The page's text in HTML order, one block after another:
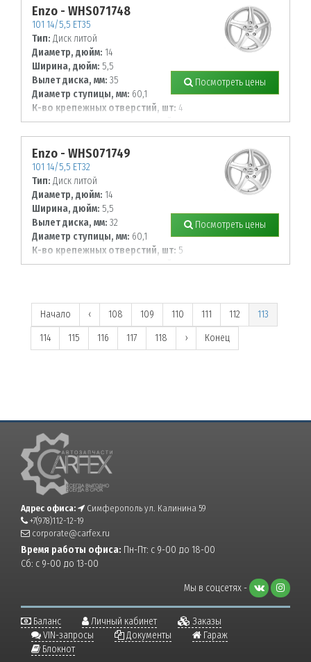
Enzo - WHS071748
101 14/5,5 ET35
Тип: Диск литой
Диаметр, дюйм: 14
Ширина, дюйм: 5,5
Вылет диска, мм: 35
Диаметр ступицы, мм: 60,1
К-во крепежных отверстий, шт: 4
Диаметр располож. отверстий, мм:
100
Посмотреть цены
Enzo - WHS071749
101 14/5,5 ET32
Тип: Диск литой
Диаметр, дюйм: 14
Ширина, дюйм: 5,5
Вылет диска, мм: 32
Диаметр ступицы, мм: 60,1
К-во крепежных отверстий, шт: 5
Диаметр располож. отверстий, мм:
Посмотреть цены
Начало ‹ 108 109 110 111 112
113
114
115 116 117 118 › Конец
Адрес офиса:
Симферополь ул. Калинина 59
+7(978)112-12-19
corporate@carfex.ru
Время работы офиса: Пн-Пт: с 9-00 до 18-00
Сб: с 9-00 до 13-00
Мы в соцсетях -
Баланс Личный кабинет
Заказы
VIN-запросы
Документы
Гараж
Блокнот